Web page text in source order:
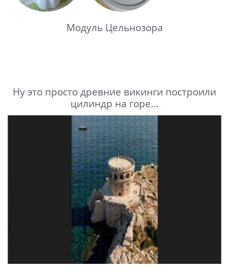
Модуль Цельнозора
Ну это просто древние викинги построили
цилиндр на горе...